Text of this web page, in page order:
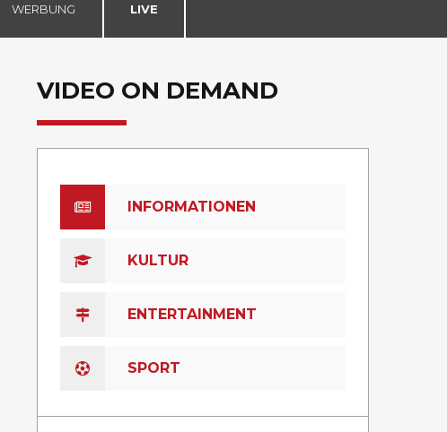
WERBUNG LIVE
VIDEO ON DEMAND
INFORMATIONEN
KULTUR
ENTERTAINMENT
SPORT